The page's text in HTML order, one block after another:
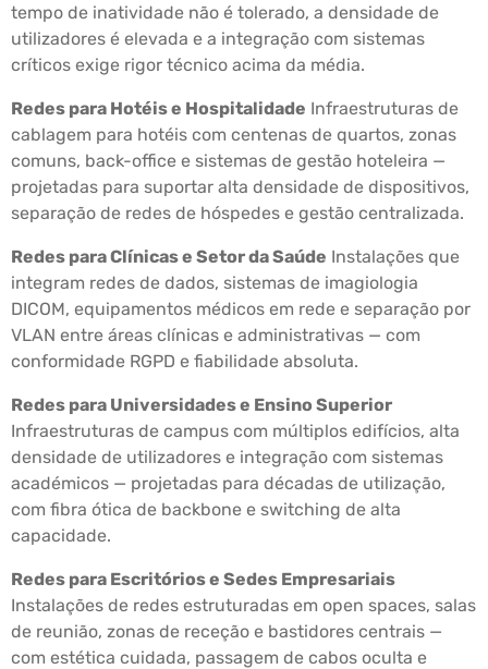
tempo de inatividade não é tolerado, a densidade de
utilizadores é elevada e a integração com sistemas
críticos exige rigor técnico acima da média.
Redes para Hotéis e Hospitalidade Infraestruturas de
cablagem para hotéis com centenas de quartos, zonas
comuns, back-office e sistemas de gestão hoteleira —
projetadas para suportar alta densidade de dispositivos,
separação de redes de hóspedes e gestão centralizada.
Redes para Clínicas e Setor da Saúde Instalações que
integram redes de dados, sistemas de imagiologia
DICOM, equipamentos médicos em rede e separação por
VLAN entre áreas clínicas e administrativas — com
conformidade RGPD e fiabilidade absoluta.
Redes para Universidades e Ensino Superior
Infraestruturas de campus com múltiplos edifícios, alta
densidade de utilizadores e integração com sistemas
académicos — projetadas para décadas de utilização,
com fibra ótica de backbone e switching de alta
capacidade.
Redes para Escritórios e Sedes Empresariais
Instalações de redes estruturadas em open spaces, salas
de reunião, zonas de receção e bastidores centrais —
com estética cuidada, passagem de cabos oculta e